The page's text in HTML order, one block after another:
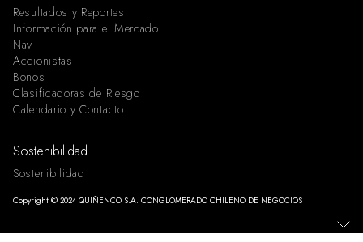
Resultados y Reportes
Información para el Mercado
Nav
Accionistas
Bonos
Clasificadoras de Riesgo
Calendario y Contacto
Sostenibilidad
Sostenibilidad
Copyright © 2024 QUIÑENCO S.A. CONGLOMERADO CHILENO DE NEGOCIOS